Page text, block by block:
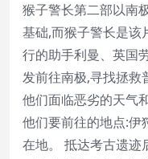
猴子警长第二部以南
基础,而猴子警长是该
行的助手利曼、英国
发前往南极,寻找拯救
他们面临恶劣的天气
他们要前往的地点:伊
在地。 抵达考古遗迹